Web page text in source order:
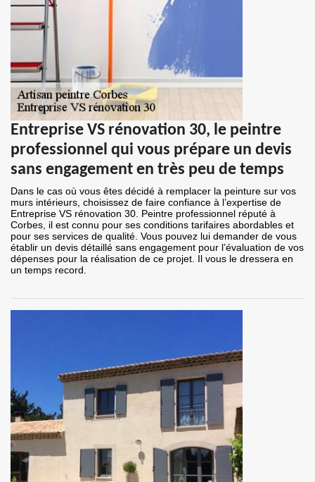
Entreprise VS rénovation 30, le peintre
professionnel qui vous prépare un devis
sans engagement en très peu de temps
Dans le cas où vous êtes décidé à remplacer la peinture sur vos
murs intérieurs, choisissez de faire confiance à l’expertise de
Entreprise VS rénovation 30. Peintre professionnel réputé à
Corbes, il est connu pour ses conditions tarifaires abordables et
pour ses services de qualité. Vous pouvez lui demander de vous
établir un devis détaillé sans engagement pour l’évaluation de vos
dépenses pour la réalisation de ce projet. Il vous le dressera en
un temps record.